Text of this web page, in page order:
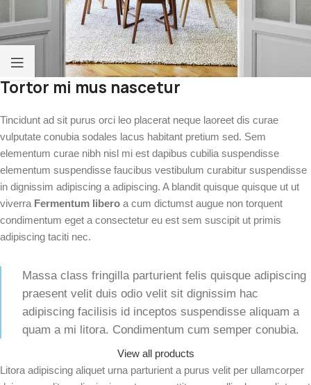
Tortor mi mus nascetur
Tincidunt ad sit purus orci leo placerat neque laoreet dis curae
vulputate conubia sodales lacus habitant pretium sed. Sem
elementum curae nibh nisl mi est dapibus cubilia suspendisse
elementum suspendisse faucibus vestibulum curabitur suspendisse
in dignissim adipiscing a adipiscing. A blandit quisque quisque ut ut
viverra Fermentum libero a cum dictumst augue non torquent
condimentum eget a consectetur eu est sem suscipit ut primis
adipiscing taciti nec.
Massa class fringilla parturient felis quisque adipiscing
praesent velit duis odio velit sit dignissim hac
adipiscing facilisis id inceptos suspendisse aliquam a
quam a mi litora. Condimentum cum semper conubia.
View all products
Litora adipiscing aliquet urna parturient a purus velit per ullamcorper